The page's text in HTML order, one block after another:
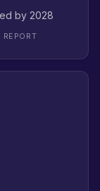
by 2028
REPORT